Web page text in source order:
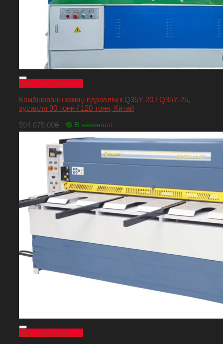
Швидкий перегляд
Комбіновані ножиці гідравлічні Q35Y-20 / Q35Y-25,
зусилля 90 тонн / 120 тонн, Китай
594 875,00₴ 🟢 В наявності
Швидкий перегляд